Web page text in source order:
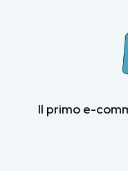
Il primo e-